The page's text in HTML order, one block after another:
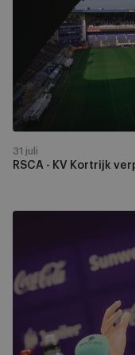
verplaatst
september
RSCA - KV Kortrijk
31 juli
fans
uit
samen